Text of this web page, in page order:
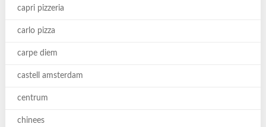
capri pizzeria
carlo pizza
carpe diem
castell amsterdam
centrum
chinees